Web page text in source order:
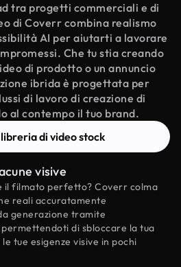
tra progetti commerciali e di
di Coverr combina realismo
AI per aiutarti a lavorare
Che tu stia creando
di prodotto o un annuncio
ibrida è progettata per
di lavoro di creazione di
al contempo il tuo brand.
di video stock
visive
filmato perfetto? Coverr colma
reali accuratamente
generazione tramite
di sbloccare la tua
tue esigenze visive in pochi